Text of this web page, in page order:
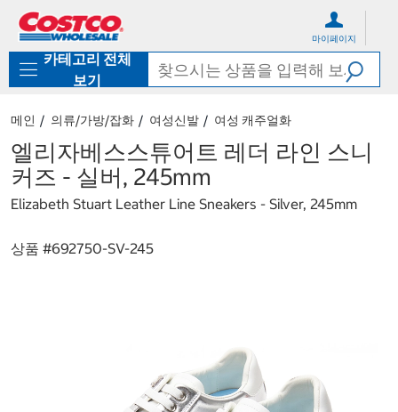
로
기
가
마이페이지
카테고리 전체
보기
메인 의류/가방/잡화 여성신발 여성 캐주얼화
엘리자베스스튜어트 레더 라인 스니
커즈 - 실버, 245mm
Elizabeth Stuart Leather Line Sneakers - Silver, 245mm
상품 #692750-SV-245